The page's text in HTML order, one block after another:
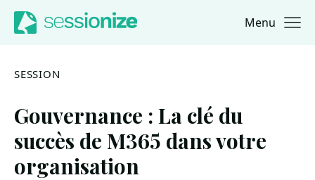
Jump to navigation
Jump to content Menu
SESSION
Gouvernance : La clé du
succès de M365 dans votre
organisation